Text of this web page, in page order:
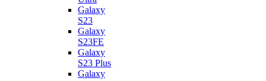
Galaxy
S23
Galaxy
S23FE
Galaxy
S23 Plus
Galaxy